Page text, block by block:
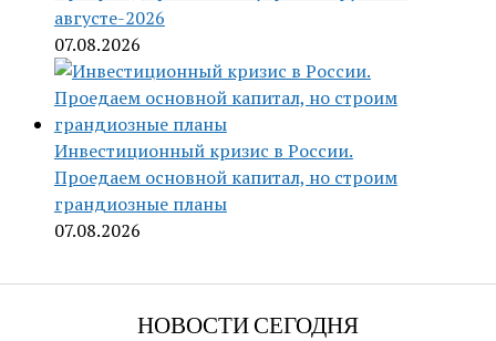
августе-2026
07.08.2026
Инвестиционный кризис в России.
Проедаем основной капитал, но строим
грандиозные планы
07.08.2026
НОВОСТИ СЕГОДНЯ